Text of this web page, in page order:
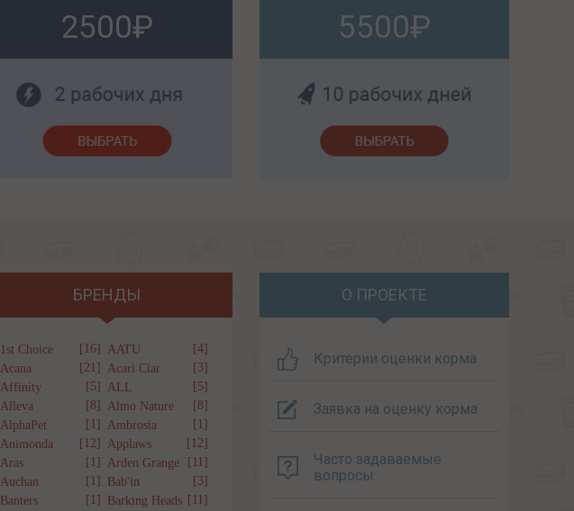
2500 5500
БРЕНДЫ
1st Choice [16] AATU
[4]
Acana
[21] Acari Ciar
[3]
Affinity
[5] ALL
[5]
Alleva
[8] Almo Nature
[8]
AlphaPet
[1] Ambrosia
[1]
Animonda
[12] Applaws
[12]
Aras
[1] Arden Grange
[11]
Auchan
[1] Bab'in
[3]
Banters
[1] Barking Heads [11]
О ПРОЕКТЕ
Критерии оценки корма
Заявка на оценку корма
Часто задаваемые
вопросы